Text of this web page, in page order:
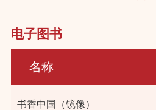
电子图书
名称
书香中国（镜像）